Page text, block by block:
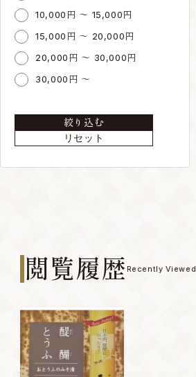
10,000円 ～ 15,000円
15,000円 ～ 20,000円
20,000円 ～ 30,000円
30,000円 ～
絞り込む
リセット
閲覧履歴 Recently Viewed